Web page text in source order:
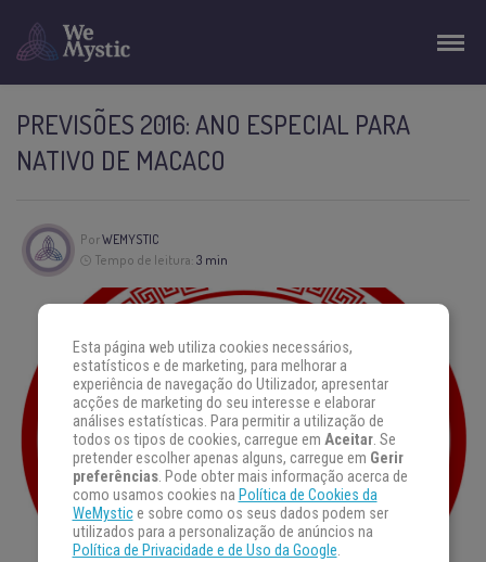
PREVISÕES 2016: ANO ESPECIAL PARA
NATIVO DE MACACO
PorWEMYSTIC
Tempo de leitura: 3 min
Esta página web utiliza cookies necessários,
estatísticos e de marketing, para melhorar a
experiência de navegação do Utilizador, apresentar
acções de marketing do seu interesse e elaborar
análises estatísticas. Para permitir a utilização de
todos os tipos de cookies, carregue em Aceitar. Se
pretender escolher apenas alguns, carregue em Gerir
preferências. Pode obter mais informação acerca de
como usamos cookies na Política de Cookies da
WeMystice sobre como os seus dados podem ser
utilizados para a personalização de anúncios na
Política de Privacidade e de Uso da Google.